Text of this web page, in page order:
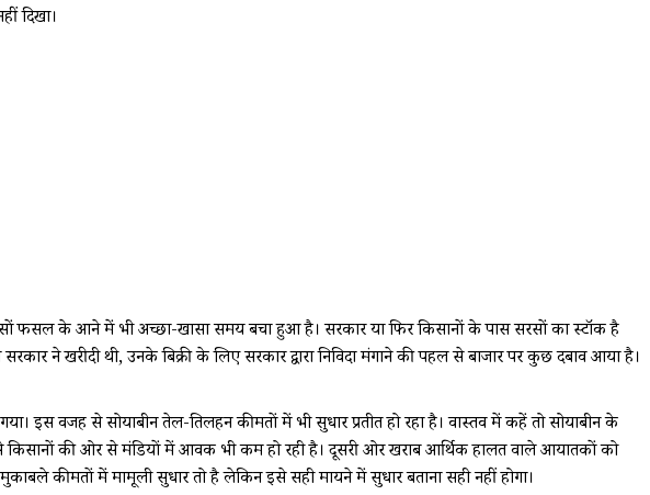
दिखा।
फसल के आने में भी अच्छा-खासा समय बचा हुआ है। सरकार या फिर किसानों के पास सरसों का स्टॉक है
ने खरीदी थी, उनके बिक्री के लिए सरकार द्वारा निविदा मंगाने की पहल से बाजार पर कुछ दबाव आया है।
इस वजह से सोयाबीन तेल-तिलहन कीमतों में भी सुधार प्रतीत हो रहा है। वास्तव में कहें तो सोयाबीन के
की ओर से मंडियों में आवक भी कम हो रही है। दूसरी ओर खराब आर्थिक हालत वाले आयातकों को
कीमतों में मामूली सुधार तो है लेकिन इसे सही मायने में सुधार बताना सही नहीं होगा।